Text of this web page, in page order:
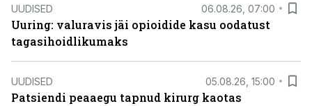
UUDISED 06.08.26, 07:00
Uuring: valuravis jäi opioidide kasu oodatust
tagasihoidlikumaks
UUDISED 05.08.26, 15:00
Patsiendi peaaegu tapnud kirurg kaotas